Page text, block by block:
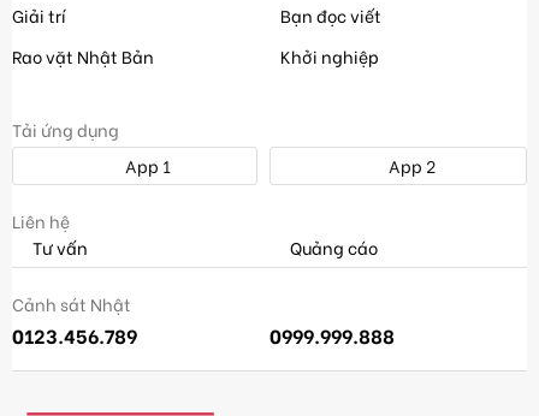
Giải trí
Rao vặt Nhật Bản
Bạn đọc viết
Khởi nghiệp
Tải ứng dụng
App 1
App 2
Liên hệ
Tư vấn
Quảng cáo
Cảnh sát Nhật
0123.456.789 0999.999.888